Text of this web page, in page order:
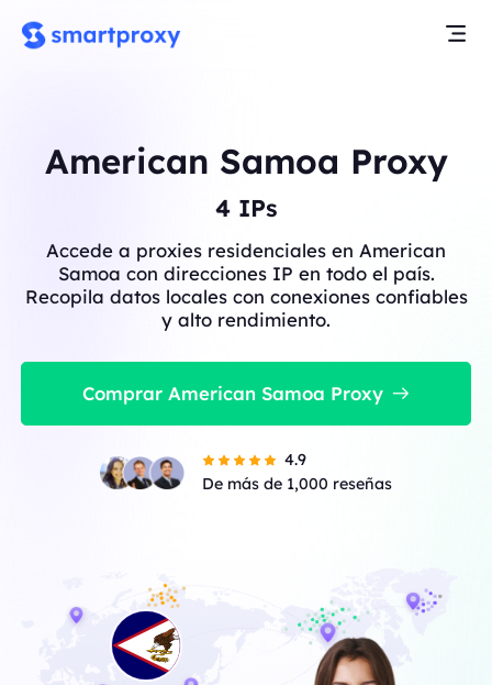
American Samoa Proxy
4IPs
Accede a proxies residenciales en American
Samoa con direcciones IP en todo el país.
Recopila datos locales con conexiones confiables
y alto rendimiento.
Comprar American Samoa Proxy
4.9
De más de 1,000 reseñas